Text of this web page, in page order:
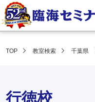
TOP 教室検索 千葉県
行徳校